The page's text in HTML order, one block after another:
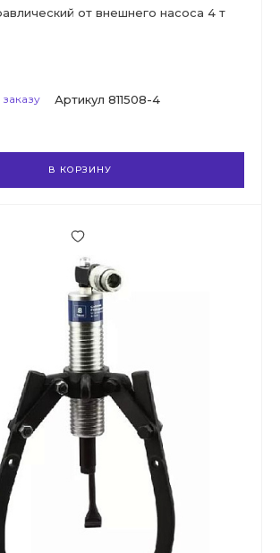
от внешнего насоса 4 т
Артикул 811508-4
В КОРЗИНУ